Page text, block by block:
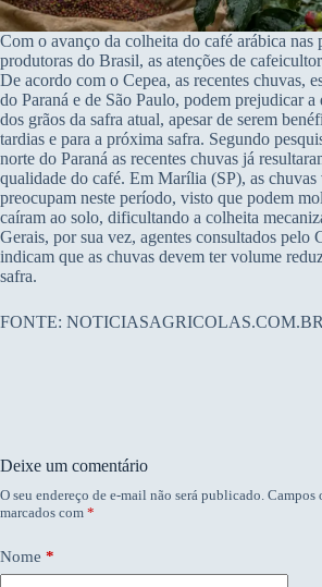
Com o avanço da colheita do café arábica nas
produtoras do Brasil, as atenções de
De acordo com o Cepea, as recentes chuvas,
do Paraná e de São Paulo, podem prejudicar
dos grãos da safra atual, apesar de serem
tardias e para a próxima safra. Segundo
norte do Paraná as recentes chuvas já
qualidade do café. Em Marília (SP), as chuvas
preocupam neste período, visto que podem
caíram ao solo, dificultando a colheita
Gerais, por sua vez, agentes consultados pelo
indicam que as chuvas devem ter volume
safra.
FONTE: NOTICIASAGRICOLAS.COM.BR
Deixe um comentário
O seu endereço de e-mail não será publicado. Campos
marcados com *
Nome *